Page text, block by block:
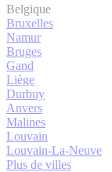
Belgique
Bruxelles
Namur
Bruges
Gand
Liège
Durbuy
Anvers
Malines
Louvain
Louvain-La-Neuve
Plus de villes